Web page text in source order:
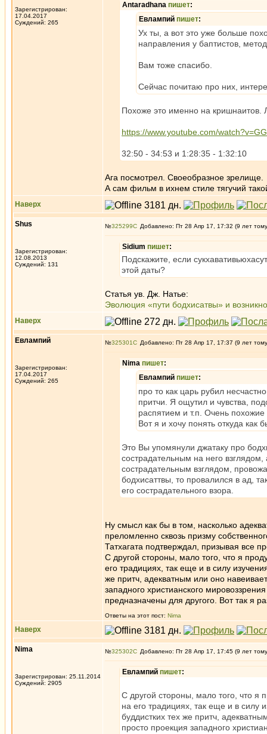
Зарегистрирован:
17.04.2017
Суждений: 265
Antaradhana пишет:
Евлампий пишет:
Ух ты, а вот это уже больше
направления у баптистов,
Вам тоже спасибо.
Сейчас почитаю про них,
Похоже это именно на кришнаитов.
https://www.youtube.com/
32:50 - 34:53 и 1:28:35 - 1:32:10
Ага посмотрел. Своеобразное зрелище.
А сам фильм в ихнем стиле тягучий
Наверх
Shus
Зарегистрирован:
12.08.2013
Суждений: 131
№325299 Добавлено: Пт 28 Апр 17, 17:32 (9 лет
Sidium пишет:
Подскажите, если
этой даты?
Статья ув. Дж. Натье:
Эволюция «пути бодхисатвы» и
Наверх
Евлампий
Зарегистрирован:
17.04.2017
Суждений: 265
№325301 Добавлено: Пт 28 Апр 17, 17:37 (9 лет
Nima пишет:
Евлампий пишет:
про то как царь рубил
притчи. Я ощутил и чувства,
распятием и т.п. Очень похожие
Вот я и хочу понять откуда как
Это Вы упомянули джатаку про
сострадательным на него
сострадательным взглядом,
бодхисаттвы, то провалился в ад,
его сострадательного взора.
Ну смысл как бы в том, насколько
преломленно сквозь призму
Татхагата подтверждал, призывая все
С другой стороны, мало того, что я
его традициях, так еще и в силу
же притч, адекватным или оно
западного христианского
предназначены для другого. Вот так я
Ответы на этот пост: Nima
Наверх
Nima
Зарегистрирован: 25.11.2014
Суждений: 2905
№325302 Добавлено: Пт 28 Апр 17, 17:45 (9 лет
Евлампий пишет:
С другой стороны, мало того, что я
на его традициях, так еще и в силу
буддистких тех же притч,
просто проекция западного